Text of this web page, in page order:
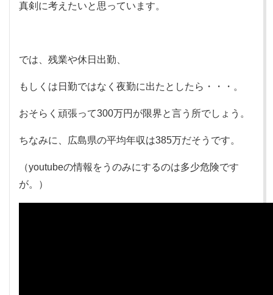
真剣に考えたいと思っています。
では、残業や休日出勤、
もしくは日勤ではなく夜勤に出たとしたら・・・。
おそらく頑張って300万円が限界と言う所でしょう。
ちなみに、広島県の平均年収は385万だそうです。
（youtubeの情報をうのみにするのは多少危険です
が。）